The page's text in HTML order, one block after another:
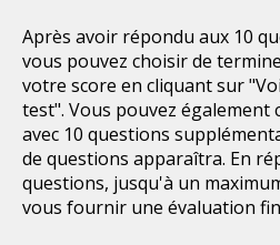
Après avoir répondu aux 10
vous pouvez choisir de
votre score en cliquant sur
test". Vous pouvez également
avec 10 questions
de questions apparaîtra. En
questions, jusqu'à un
vous fournir une évaluation